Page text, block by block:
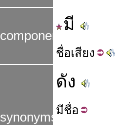
components
มี
ชื่อเสียง
synonyms
ดัง
มีชื่อ